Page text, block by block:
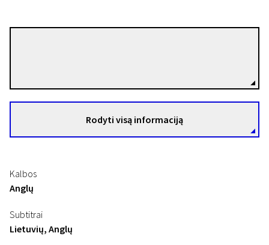
Rodyti visą informaciją
Kalbos
Anglų
Subtitrai
Lietuvių, Anglų